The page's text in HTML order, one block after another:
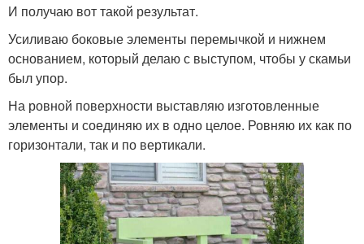
И получаю вот такой результат.
Усиливаю боковые элементы перемычкой и нижнем
основанием, который делаю с выступом, чтобы у скамьи
был упор.
На ровной поверхности выставляю изготовленные
элементы и соединяю их в одно целое. Ровняю их как по
горизонтали, так и по вертикали.